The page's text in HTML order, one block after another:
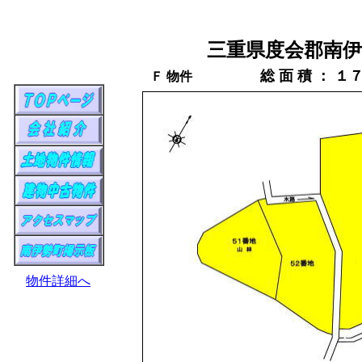
物件詳細へ
三重県度会郡南
Ｆ 物件 総 面 積 ： １